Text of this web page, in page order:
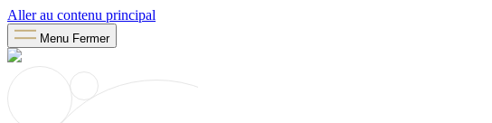
Aller au contenu principal
Menu Fermer